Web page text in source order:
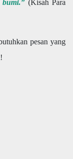
bumi.” (Kisah Para
pesan yang